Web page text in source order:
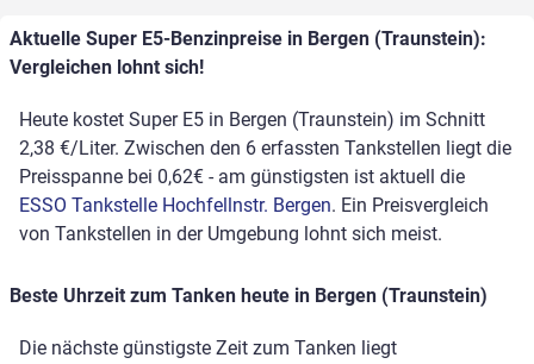
Aktuelle Super E5-Benzinpreise in Bergen (Traunstein):
Vergleichen lohnt sich!
Heute kostet Super E5 in Bergen (Traunstein) im Schnitt
2,38 €/Liter. Zwischen den 6 erfassten Tankstellen liegt die
Preisspanne bei 0,62€ - am günstigsten ist aktuell die
ESSO Tankstelle Hochfellnstr. Bergen. Ein Preisvergleich
von Tankstellen in der Umgebung lohnt sich meist.
Beste Uhrzeit zum Tanken heute in Bergen (Traunstein)
Die nächste günstigste Zeit zum Tanken liegt